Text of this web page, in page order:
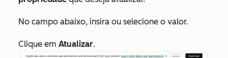
No campo abaixo, insira ou selecione o valor.
Clique em Atualizar.